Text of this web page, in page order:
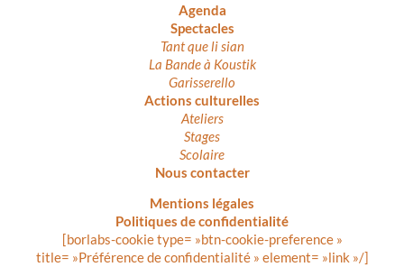
Agenda
Spectacles
Tant que li sian
La Bande à Koustik
Garisserello
Actions culturelles
Ateliers
Stages
Scolaire
Nous contacter
Mentions légales
Politiques de confidentialité
[borlabs-cookie type= »btn-cookie-preference »
title= »Préférence de confidentialité » element= »link »/]